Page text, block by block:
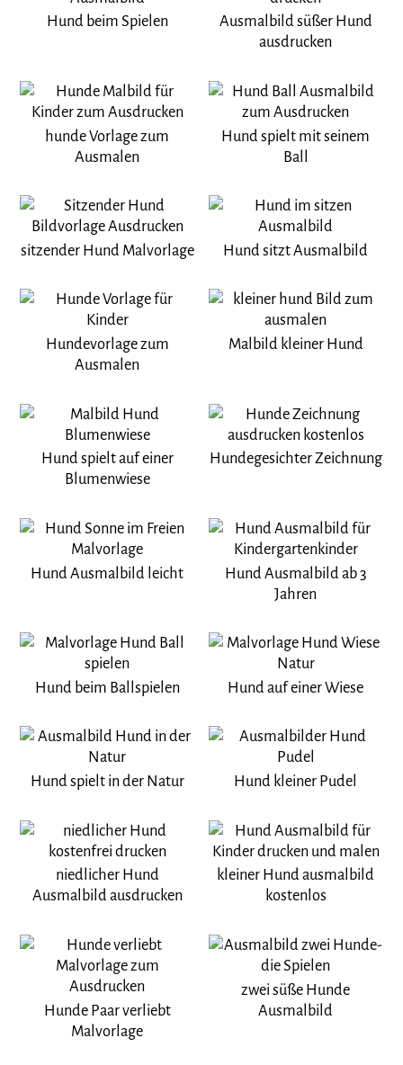
Hund beim Spielen
Ausmalbild süßer Hund
ausdrucken
hunde Vorlage zum
Ausmalen
Hund spielt mit seinem
Ball
sitzender Hund Malvorlage Hund sitzt Ausmalbild
Hundevorlage zum
Ausmalen
Malbild kleiner Hund
Hund spielt auf einer
Blumenwiese
Hundegesichter Zeichnung
Hund Ausmalbild leicht
Hund Ausmalbild ab 3
Jahren
Hund beim Ballspielen Hund auf einer Wiese
Hund spielt in der Natur Hund kleiner Pudel
niedlicher Hund
Ausmalbild ausdrucken
kleiner Hund ausmalbild
kostenlos
Hunde Paar verliebt
Malvorlage
zwei süße Hunde
Ausmalbild